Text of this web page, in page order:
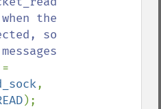
the
so
=
);